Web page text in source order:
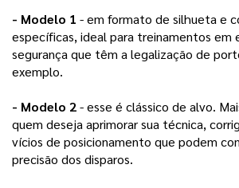
- Modelo 1 - em formato de silhueta e
específicas, ideal para treinamentos em
segurança que têm a legalização de
exemplo.
- Modelo 2 - esse é clássico de alvo.
quem deseja aprimorar sua técnica,
vícios de posicionamento que podem
precisão dos disparos.